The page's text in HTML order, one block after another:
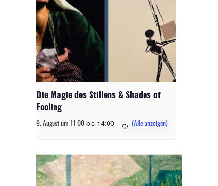
Die Magie des Stillens & Shades of
Feeling
9. August um 11:00 bis 14:00